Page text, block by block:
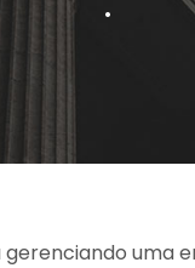
•
gerenciando uma